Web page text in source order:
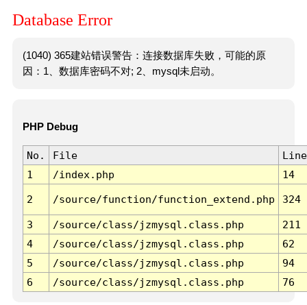
Database Error
(1040) 365建站错误警告：连接数据库失败，可能的原
因：1、数据库密码不对; 2、mysql未启动。
PHP Debug
No. File
Line
1
/index.php 14
2 /source/function/function_extend.php 324
3 /source/class/jzmysql.class.php
211
4
/source/class/jzmysql.class.php
62
5
/source/class/jzmysql.class.php
94
6
/source/class/jzmysql.class.php 76